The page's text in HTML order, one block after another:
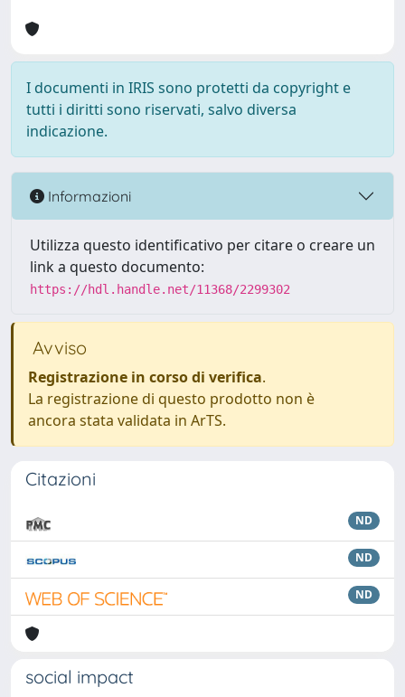
I documenti in IRIS sono protetti da copyright e
tutti i diritti sono riservati, salvo diversa
indicazione.
Informazioni
Utilizza questo identificativo per citare o creare un
link a questo documento:
https://hdl.handle.net/11368/2299302
Avviso
Registrazione in corso di verifica.
La registrazione di questo prodotto non è
ancora stata validata in ArTS.
Citazioni
ND
ND
ND
social impact